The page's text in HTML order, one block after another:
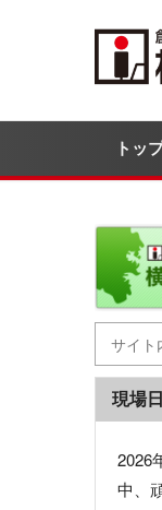
トッ
現場
2026
中、